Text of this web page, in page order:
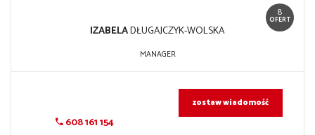
8
OFERT
IZABELADŁUGAJCZYK-WOLSKA
MANAGER
608 161 154
zostaw wiadomość